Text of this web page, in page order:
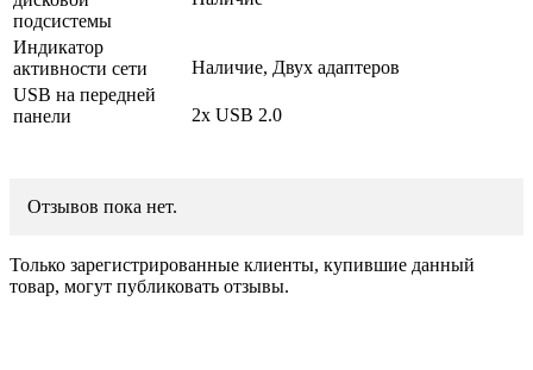
подсистемы
Индикатор
активности сети
Наличие, Двух адаптеров
USB на передней
панели
2x USB 2.0
Отзывов пока нет.
Только зарегистрированные клиенты, купившие данный
товар, могут публиковать отзывы.